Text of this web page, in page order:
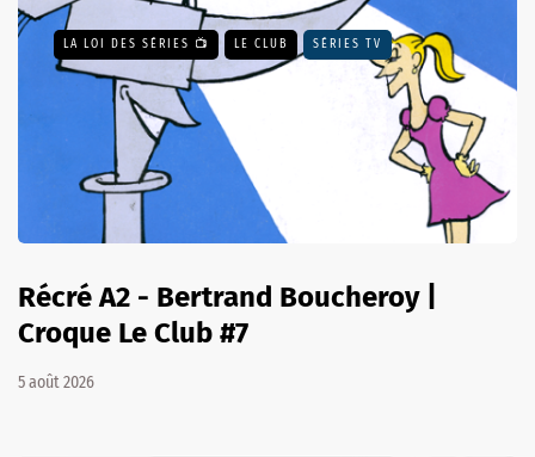
LA LOI DES SÉRIES 📺 LE CLUB SÉRIES TV
Récré A2 - Bertrand Boucheroy |
Croque Le Club #7
5 août 2026